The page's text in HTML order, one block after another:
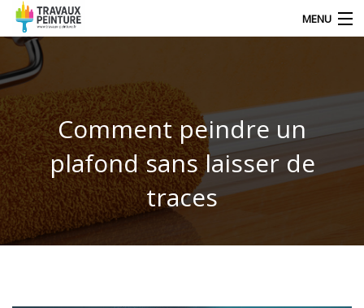
MENU
NOS DERNIERS ARTICLES
DÉCORATION
TRAVAUX
TECHNIQUE DE PEINTRE
CONTACT
Comment peindre un
plafond sans laisser de
traces